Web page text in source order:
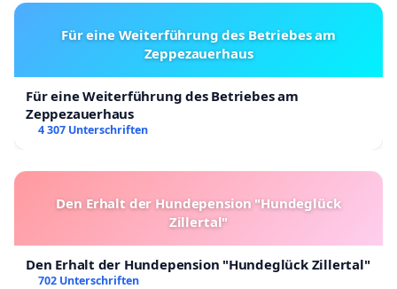
Für eine Weiterführung des Betriebes am
Zeppezauerhaus
Für eine Weiterführung des Betriebes am
Zeppezauerhaus
4 307 Unterschriften
Den Erhalt der Hundepension "Hundeglück
Zillertal"
Den Erhalt der Hundepension "Hundeglück Zillertal"
702 Unterschriften